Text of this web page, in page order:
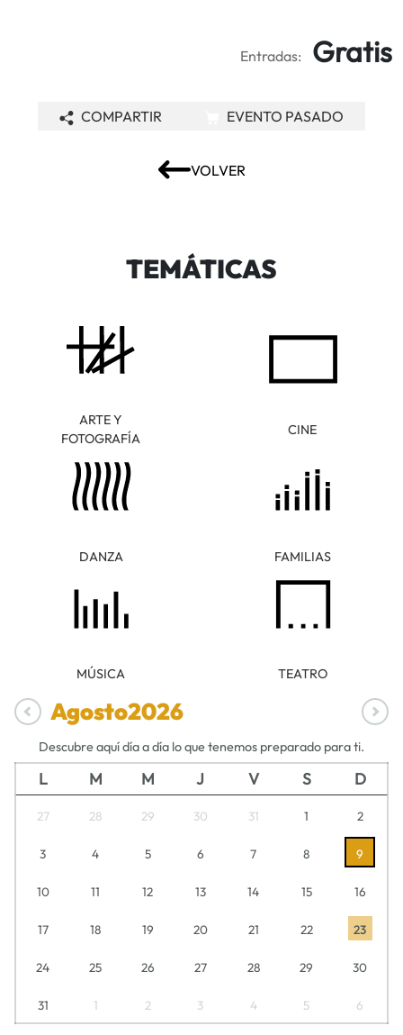
Entradas: Gratis
VOLVER
COMPARTIR EVENTO PASADO
TEMÁTICAS
ARTE Y
FOTOGRAFÍA
CINE
DANZA FAMILIAS
MÚSICA TEATRO
Agosto2026
Descubre aquí día a día lo que tenemos preparado para ti.
L M M J V S D
27 28 29 30 31 1 2
3 4 5 6 7 8 9
10 11 12 13 14 15 16
17 18 19 20 21 22 23
24 25 26 27 28 29 30
31 1 2 3 4 5 6